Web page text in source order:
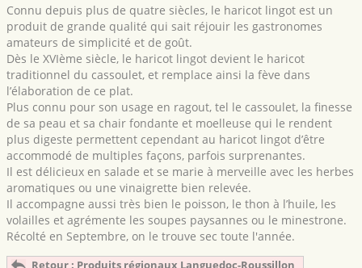
Connu depuis plus de quatre siècles, le haricot lingot est un
produit de grande qualité qui sait réjouir les gastronomes
amateurs de simplicité et de goût.
Dès le XVIème siècle, le haricot lingot devient le haricot
traditionnel du cassoulet, et remplace ainsi la fève dans
l’élaboration de ce plat.
Plus connu pour son usage en ragout, tel le cassoulet, la finesse
de sa peau et sa chair fondante et moelleuse qui le rendent
plus digeste permettent cependant au haricot lingot d’être
accommodé de multiples façons, parfois surprenantes.
Il est délicieux en salade et se marie à merveille avec les herbes
aromatiques ou une vinaigrette bien relevée.
Il accompagne aussi très bien le poisson, le thon à l’huile, les
volailles et agrémente les soupes paysannes ou le minestrone.
Récolté en Septembre, on le trouve sec toute l'année.
Retour : Produits régionaux Languedoc-Roussillon